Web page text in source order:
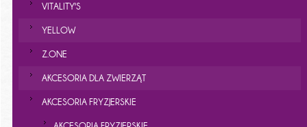
VITALITY'S
YELLOW
Z.ONE
AKCESORIA DLA ZWIERZĄT
AKCESORIA FRYZJERSKIE